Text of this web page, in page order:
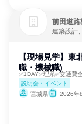
前田道路
建築設計
【現場見学】
職・機械職)
✅1DAY✅理系✅交通費
説明会・イベント
宮城県
2026年